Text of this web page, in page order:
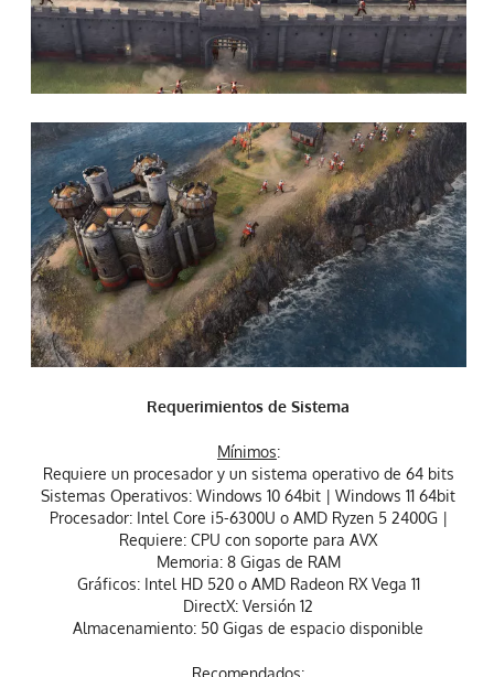
Requerimientos de Sistema
Mínimos:
Requiere un procesador y un sistema operativo de 64 bits
Sistemas Operativos: Windows 10 64bit | Windows 11 64bit
Procesador: Intel Core i5-6300U o AMD Ryzen 5 2400G |
Requiere: CPU con soporte para AVX
Memoria: 8 Gigas de RAM
Gráficos: Intel HD 520 o AMD Radeon RX Vega 11
DirectX: Versión 12
Almacenamiento: 50 Gigas de espacio disponible
Recomendados: